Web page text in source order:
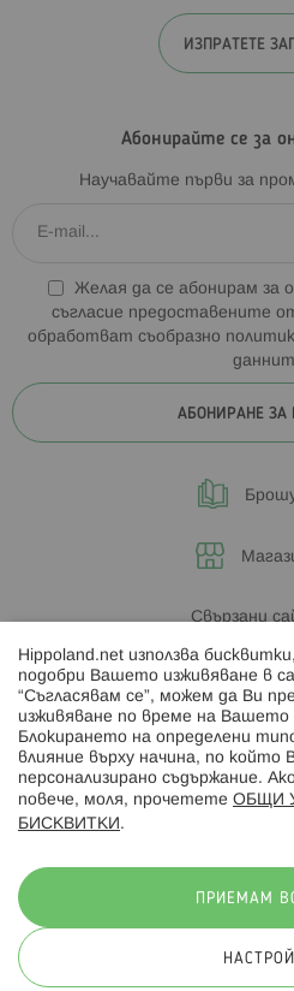
ИЗПРАТЕТЕ
Абонирайте се за
Научавайте първи за
Желая да се абонирам за
съгласие предоставените
обработват съобразно
АБОНИРАНЕ ЗА
Свързани
© 2026 Hippoland.net.
Hippoland.net използва
подобри Вашето изживяване в
“Съгласявам се”, можем да Ви
изживяване по време на Вашето
Блокирането на определени
влияние върху начина, по който
персонализирано съдържание.
повече, моля, прочетете ОБЩИ
БИСКВИТКИ .
ПРИЕМАМ